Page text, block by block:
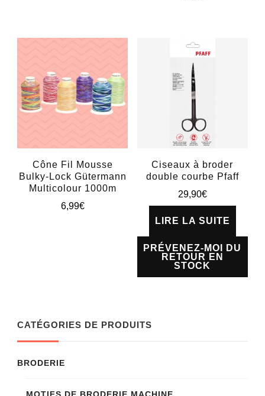
a
plusieurs
variations.
Les
options
peuvent
être
choisies
sur
la
du
produit
Cône Fil Mousse
Bulky-Lock Gütermann
Multicolour 1000m
6,99€
choisies
Ciseaux à broder
double courbe Pfaff
29,90€
LIRE LA SUITE
PRÉVENEZ-MOI DU
RETOUR EN
STOCK
CATÉGORIES DE PRODUITS
BRODERIE
MOTIFS DE BRODERIE MACHINE